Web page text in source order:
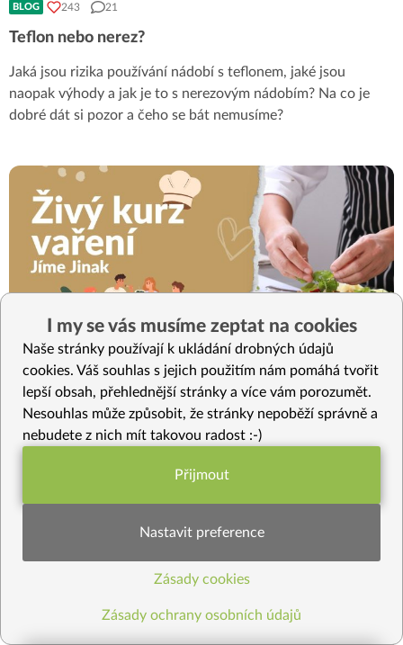
BLOG 243 21
Teflon nebo nerez?
Jaká jsou rizika používání nádobí s teflonem, jaké jsou
naopak výhody a jak je to s nerezovým nádobím? Na co je
dobré dát si pozor a čeho se bát nemusíme?
BLOG 17 3
Živý kurz vaření v Hradci Králové: Zdravé vaření pro
I my se vás musíme zeptat na cookies
Naše stránky používají k ukládání drobných údajů
cookies. Váš souhlas s jejich použitím nám pomáhá tvořit
lepší obsah, přehlednější stránky a více vám porozumět.
Nesouhlas může způsobit, že stránky nepoběží správně a
nebudete z nich mít takovou radost :-)
Funkční nastavení potřebujeme (vždy
Statistiky pro lepší obsah
Přijmout
Nastavit preference
Zásady cookies
Zásady ochrany osobních údajů